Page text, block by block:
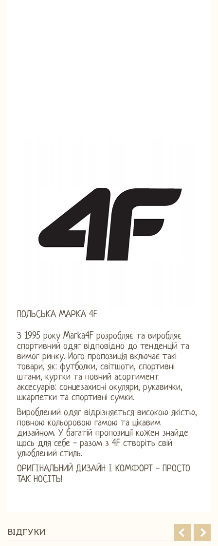
ПОЛЬСЬКА МАРКА 4F
З 1995 року Marka4F розробляє та виробляє
спортивний одяг відповідно до тенденцій та
вимог ринку. Його пропозиція включає такі
товари, як: футболки, світшоти, спортивні
штани, куртки та повний асортимент
аксесуарів: сонцезахисні окуляри, рукавички,
шкарпетки та спортивні сумки.
Вироблений одяг відрізняється високою якістю,
повною кольоровою гамою та цікавим
дизайном. У багатій пропозиції кожен знайде
щось для себе - разом з 4F створіть свій
улюблений стиль.
ОРИГІНАЛЬНИЙ ДИЗАЙН І КОМФОРТ - ПРОСТО
ТАК НОСІТЬ!
ВІДГУКИ